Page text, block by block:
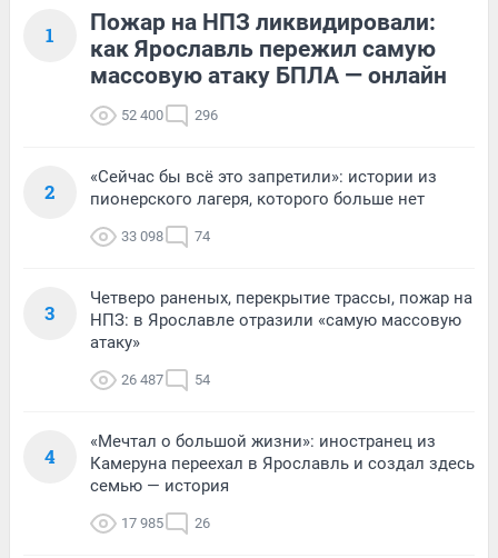
1
Пожар на НПЗ ликвидировали:
как Ярославль пережил самую
массовую атаку БПЛА — онлайн
52 400 296
2
«Сейчас бы всё это запретили»: истории из
пионерского лагеря, которого больше нет
33 098 74
3
Четверо раненых, перекрытие трассы, пожар на
НПЗ: в Ярославле отразили «самую массовую
атаку»
26 487 54
4
«Мечтал о большой жизни»: иностранец из
Камеруна переехал в Ярославль и создал здесь
семью — история
17 985 26